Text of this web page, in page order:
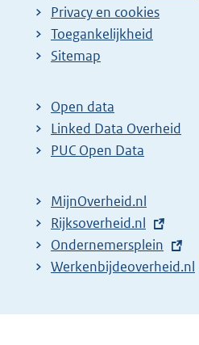
Privacy en cookies
Toegankelijkheid
Sitemap
Open data
Linked Data Overheid
PUC Open Data
MijnOverheid.nl
E
x
t
r
Rijksoverheid.nl
E
x
e
Ondernemersplein
E
t
Werkenbijdeoverheid.nl